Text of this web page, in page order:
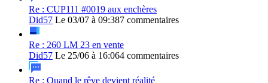
Re : CUP111 #0019 aux enchères
Did57 Le 03/07 à 09:387 commentaires
Re : 260 LM 23 en vente
Did57 Le 25/06 à 16:064 commentaires
Re : Quand le rêve devient réalité